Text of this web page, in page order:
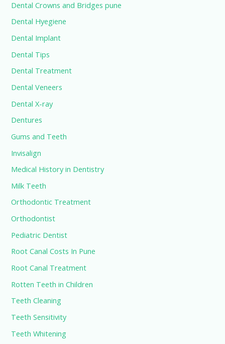
Dental Crowns and Bridges pune
Dental Hyegiene
Dental Implant
Dental Tips
Dental Treatment
Dental Veneers
Dental X-ray
Dentures
Gums and Teeth
Invisalign
Medical History in Dentistry
Milk Teeth
Orthodontic Treatment
Orthodontist
Pediatric Dentist
Root Canal Costs In Pune
Root Canal Treatment
Rotten Teeth in Children
Teeth Cleaning
Teeth Sensitivity
Teeth Whitening